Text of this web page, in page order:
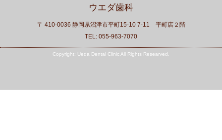
ウエダ歯科
〒 410-0036 静岡県沼津市平町15-10 7-11 平町店２階
TEL: 055-963-7070
Copyright: Ueda Dental Clinic All Rights Researved.